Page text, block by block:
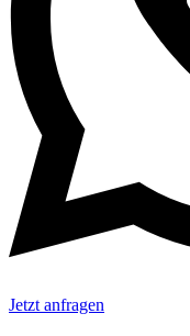
Jetzt anfragen